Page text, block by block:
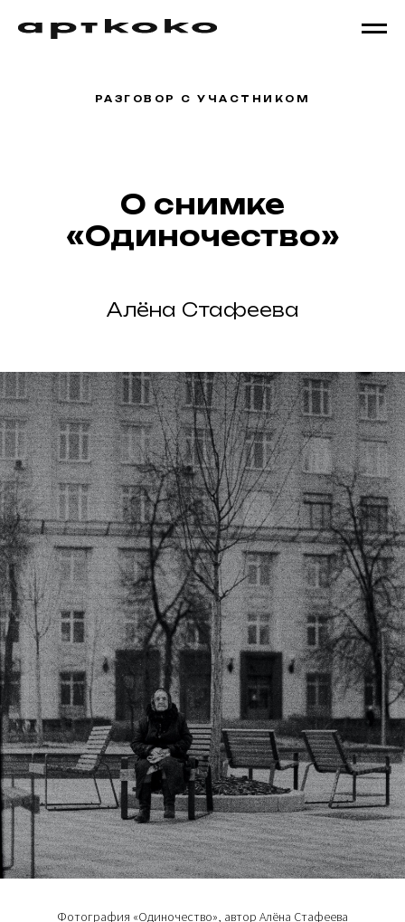
РАЗГОВОР С УЧАСТНИКОМ
О снимке
«Одиночество»
Алёна Стафеева
Фотография «Одиночество», автор Алёна Стафеева